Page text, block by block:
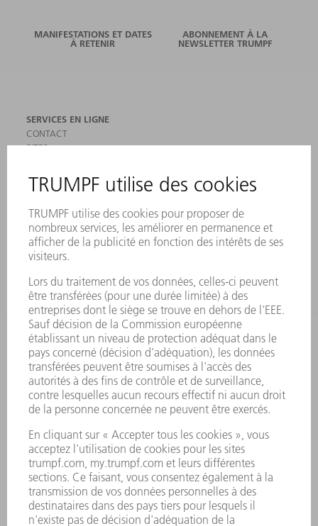
MANIFESTATIONS ET DATES
À RETENIR
ABONNEMENT À LA
NEWSLETTER TRUMPF
SERVICES EN LIGNE
CONTACT
SITES
INSCRIPTION À LA NEWSLETTER
MYTRUMPF
PRODUITS
MACHINES & SYSTÈMES
LASER
ELECTRONIQUE DE PUISSANCE
OUTILS ÉLECTRIQUES
SMART FACTORY
LOGICIEL
SERVICES
APPLICATIONS
SECTEURS D'ACTIVITÉ
ENTREPRISE
CARRIÈRE
OFFRES
PROFIL DE L'ENTREPRISE
CONSEIL D'ADMINISTRATION
RAPPORT ANNUEL
PRINCIPES FONDAMENTAUX DE L'ENTREPRISE
CONFORMITÉ
SYSTÈME D'ALERTE
SÉCURITÉ
COMMUNIQUÉS DE PRESSE
MAGAZINE